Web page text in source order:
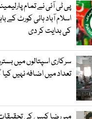
پی ٹی آئی نے تمام
اسلام آباد ہائی کورٹ کے
کی ہدایت کر دی
سرکاری اسپتالوں میں
تعداد میں اضافہ نہیں کیا